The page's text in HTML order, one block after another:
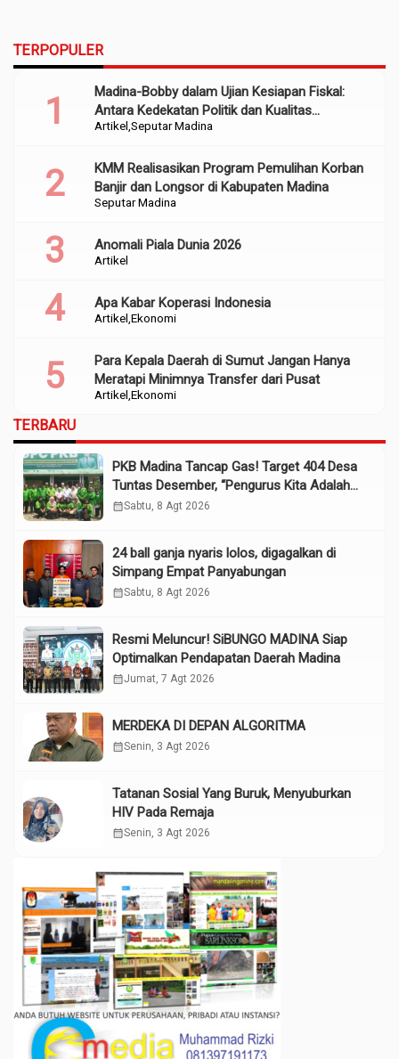
TERPOPULER
Artikel Seputar Madina
Madina-Bobby dalam Ujian Kesiapan Fiskal:
Antara Kedekatan Politik dan Kualitas
Perencanaan
Seputar Madina
KMM Realisasikan Program Pemulihan Korban
Banjir dan Longsor di Kabupaten Madina
Artikel
Anomali Piala Dunia 2026
Artikel Ekonomi
Apa Kabar Koperasi Indonesia
Artikel Ekonomi
Para Kepala Daerah di Sumut Jangan Hanya
Meratapi Minimnya Transfer dari Pusat
TERBARU
PKB Madina Tancap Gas! Target 404 Desa
Tuntas Desember, “Pengurus Kita Adalah
Tokoh”
calendar_monthSabtu, 8 Agt 2026
24 ball ganja nyaris lolos, digagalkan di
Simpang Empat Panyabungan
calendar_monthSabtu, 8 Agt 2026
Resmi Meluncur! SiBUNGO MADINA Siap
Optimalkan Pendapatan Daerah Madina
calendar_monthJumat, 7 Agt 2026
MERDEKA DI DEPAN ALGORITMA
calendar_monthSenin, 3 Agt 2026
Tatanan Sosial Yang Buruk, Menyuburkan
HIV Pada Remaja
calendar_monthSenin, 3 Agt 2026